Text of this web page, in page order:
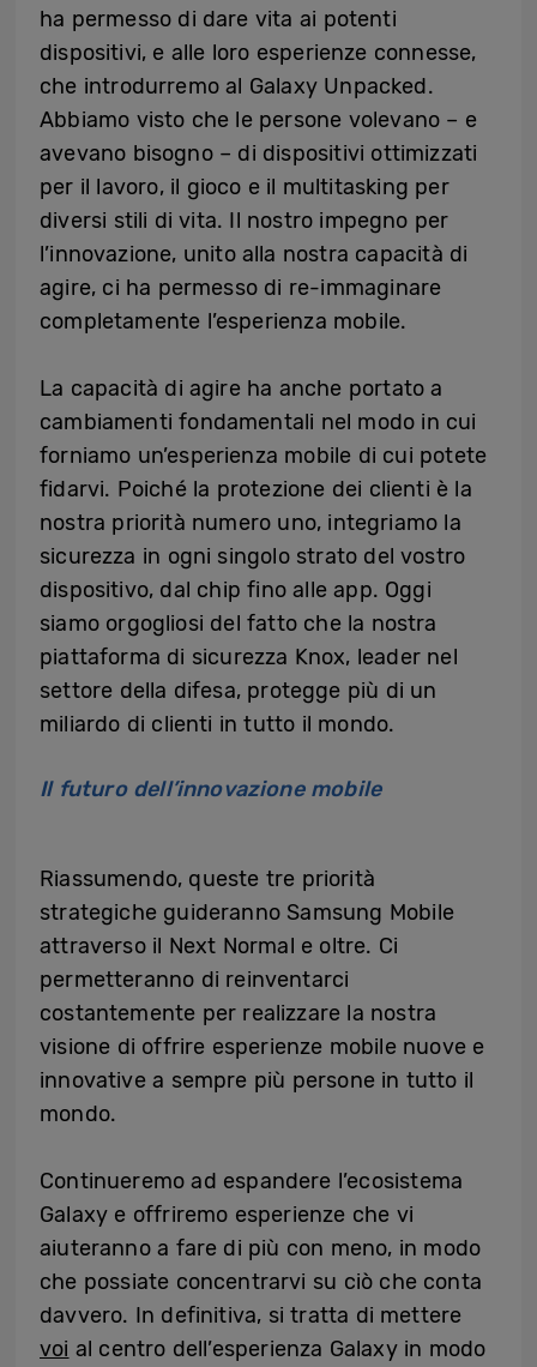
ha permesso di dare vita ai potenti
dispositivi, e alle loro esperienze connesse,
che introdurremo al Galaxy Unpacked.
Abbiamo visto che le persone volevano – e
avevano bisogno – di dispositivi ottimizzati
per il lavoro, il gioco e il multitasking per
diversi stili di vita. Il nostro impegno per
l’innovazione, unito alla nostra capacità di
agire, ci ha permesso di re-immaginare
completamente l’esperienza mobile.
La capacità di agire ha anche portato a
cambiamenti fondamentali nel modo in cui
forniamo un’esperienza mobile di cui potete
fidarvi. Poiché la protezione dei clienti è la
nostra priorità numero uno, integriamo la
sicurezza in ogni singolo strato del vostro
dispositivo, dal chip fino alle app. Oggi
siamo orgogliosi del fatto che la nostra
piattaforma di sicurezza Knox, leader nel
settore della difesa, protegge più di un
miliardo di clienti in tutto il mondo.
Il futuro dell’innovazione mobile
Riassumendo, queste tre priorità
strategiche guideranno Samsung Mobile
attraverso il Next Normal e oltre. Ci
permetteranno di reinventarci
costantemente per realizzare la nostra
visione di offrire esperienze mobile nuove e
innovative a sempre più persone in tutto il
mondo.
Continueremo ad espandere l’ecosistema
Galaxy e offriremo esperienze che vi
aiuteranno a fare di più con meno, in modo
che possiate concentrarvi su ciò che conta
davvero. In definitiva, si tratta di mettere
voi al centro dell’esperienza Galaxy in modo